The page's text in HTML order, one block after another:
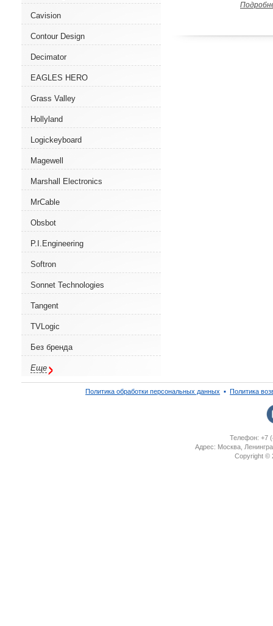
Cavision
Contour Design
Decimator
EAGLES HERO
Grass Valley
Hollyland
Logickeyboard
Magewell
Marshall Electronics
MrCable
Obsbot
P.I.Engineering
Softron
Sonnet Technologies
Tangent
TVLogic
Без бренда
Еще
Политика обработки персональных данных ▪ Политика
Телефон: +7
Адрес: Москва,
Copyright ©